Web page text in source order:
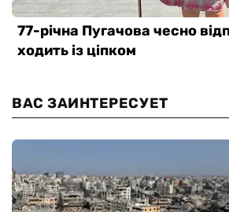
ВАС ЗАИНТЕРЕСУЕТ